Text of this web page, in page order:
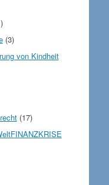
(3)
von Kindheit
(17)